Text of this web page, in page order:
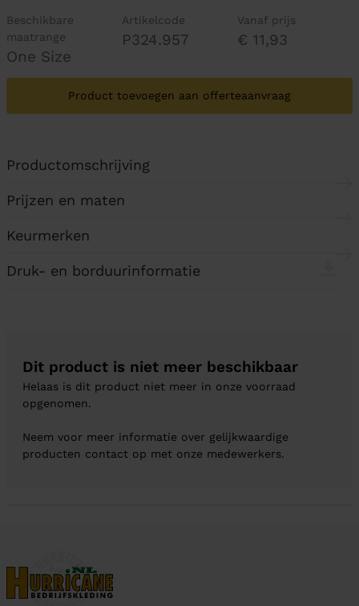
Beschikbare
maatrange
One Size
Artikelcode
P324.957
Vanaf prijs
€ 11,93
Product toevoegen aan offerteaanvraag
Productomschrijving
Prijzen en maten
Keurmerken
Druk- en borduurinformatie
Dit product is niet meer beschikbaar
Helaas is dit product niet meer in onze voorraad
opgenomen.
Neem voor meer informatie over gelijkwaardige
producten contact op met onze medewerkers.